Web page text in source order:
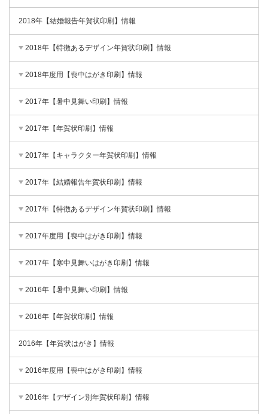
2018年【結婚報告年賀状印刷】情報
2018年【特徴あるデザイン年賀状印刷】情報
2018年度用【喪中はがき印刷】情報
2017年【暑中見舞い印刷】情報
2017年【年賀状印刷】情報
2017年【キャラクター年賀状印刷】情報
2017年【結婚報告年賀状印刷】情報
2017年【特徴あるデザイン年賀状印刷】情報
2017年度用【喪中はがき印刷】情報
2017年【寒中見舞いはがき印刷】情報
2016年【暑中見舞い印刷】情報
2016年【年賀状印刷】情報
2016年【年賀状はがき】情報
2016年度用【喪中はがき印刷】情報
2016年【デザイン別年賀状印刷】情報